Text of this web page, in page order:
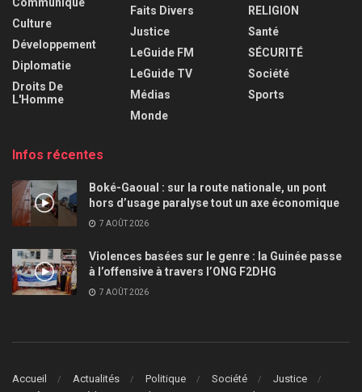
Culture
Développement
Diplomatie
Droits De
L'Homme
Faits Divers
Justice
LeGuide FM
LeGuide TV
Médias
Monde
RELIGION
Santé
SÉCURITÉ
Société
Sports
Infos récentes
Boké-Gaoual : sur la route nationale, un pont
hors d’usage paralyse tout un axe économique
7 AOÛT 2026
Violences basées sur le genre : la Guinée passe
à l’offensive à travers l’ONG F2DHG
7 AOÛT 2026
Accueil Actualités Politique Société
Justice